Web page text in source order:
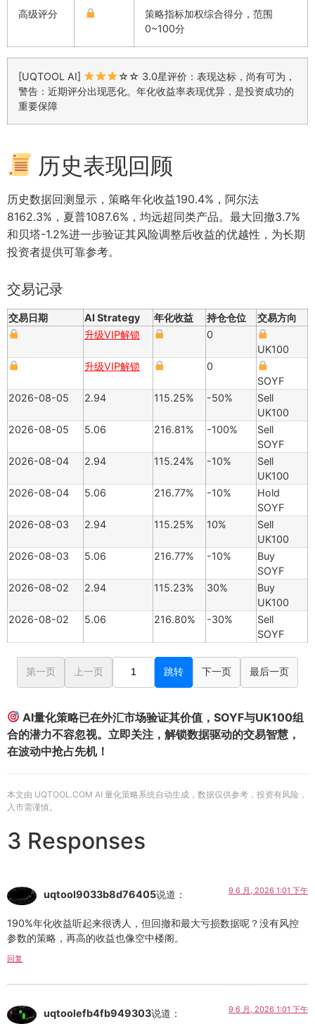
高级评分
策略指标加权综合得分，范围
0~100分
[UQTOOL AI]
☆☆ 3.0星评价：表现达标，尚有可为，
警告：近期评分出现恶化。年化收益率表现优异，是投资成功的
重要保障
历史表现回顾
历史数据回测显示，策略年化收益190.4%，阿尔法
8162.3%，夏普1087.6%，均远超同类产品。最大回撤3.7%
和贝塔-1.2%进一步验证其风险调整后收益的优越性，为长期
投资者提供可靠参考。
交易记录
交易日期 AI Strategy 年化收益 持仓仓位
交易方向
升级VIP解锁
0
UK100
升级VIP解锁
0
SOYF
2026-08-05
2.94 115.25% -50%
Sell
UK100
2026-08-05
5.06 216.81% -100%
Sell
SOYF
2026-08-04
2.94 115.24% -10%
Sell
UK100
2026-08-04
5.06 216.77% -10%
Hold
SOYF
2026-08-03
2.94 115.25% 10%
Sell
UK100
2026-08-03
5.06 216.77% -10%
Buy
SOYF
2026-08-02
2.94 115.23% 30%
Buy
UK100
2026-08-02
5.06 216.80% -30%
Sell
SOYF
第一页 上一页 跳转 下一页 最后一页
AI量化策略已在外汇市场验证其价值，SOYF与UK100组
合的潜力不容忽视。立即关注，解锁数据驱动的交易智慧，
在波动中抢占先机！
本文由 UQTOOL.COM AI 量化策略系统自动生成，数据仅供参考，投资有风险，
入市需谨慎。
3 Responses
uqtool9033b8d76405说道： 9 6 月, 2026 1:01 下午
190%年化收益听起来很诱人，但回撤和最大亏损数据呢？没有风控
参数的策略，再高的收益也像空中楼阁。
回复
uqtoolefb4fb949303说道： 9 6 月, 2026 1:01 下午